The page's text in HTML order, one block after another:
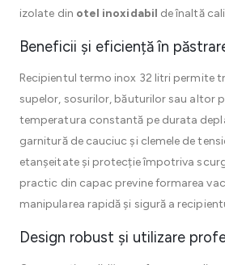
izolate din otel inoxidabil de înaltă
Beneficii și eficiență în
Recipientul termo inox 32 litri permite
supelor, sosurilor, băuturilor sau altor
temperatura constantă pe durata
garnitură de cauciuc și clemele de
etanșeitate și protecție împotriva
practic din capac previne formarea
manipularea rapidă și sigură a
Design robust și utilizare